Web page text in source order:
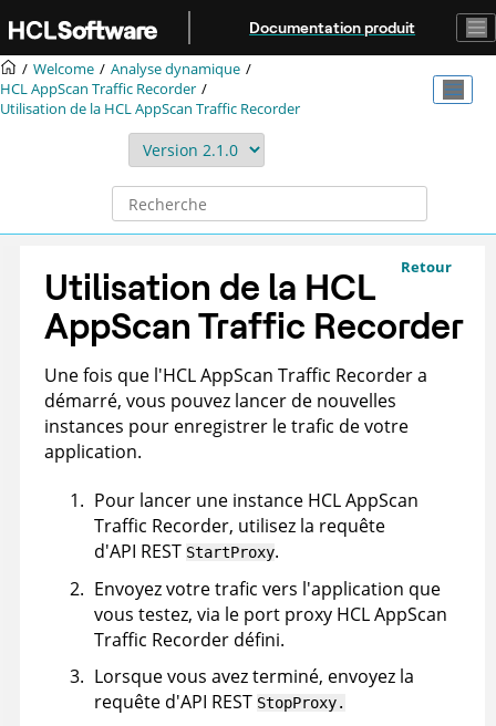
Aller au contenu principal
Documentation produit
Welcome
Analyse dynamique
HCL AppScan Traffic Recorder
Utilisation de la HCL AppScan Traffic Recorder
Retour
Utilisation de la HCL
AppScan Traffic Recorder
Une fois que l'HCL AppScan Traffic Recordera
démarré, vous pouvez lancer de nouvelles
instances pour enregistrer le trafic de votre
application.
Pour lancer une instance HCL AppScan
Traffic Recorder, utilisez la requête
d'API REST StartProxy.
Envoyez votre trafic vers l'application que
vous testez, via le port proxy HCL AppScan
Traffic Recorder défini.
Lorsque vous avez terminé, envoyez la
requête d'API REST StopProxy.